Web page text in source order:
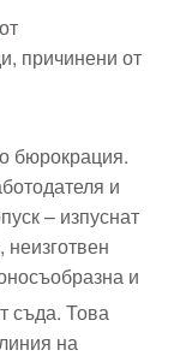
от
причинени от
бюрокрация.
и
– изпуснат
и
съда. Това
на